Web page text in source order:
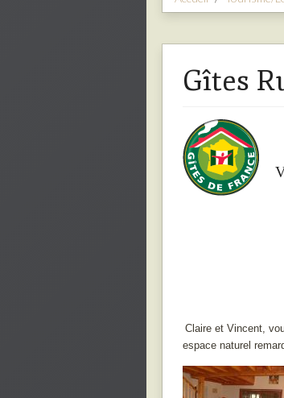
Gîtes
Claire et Vincent,
espace naturel